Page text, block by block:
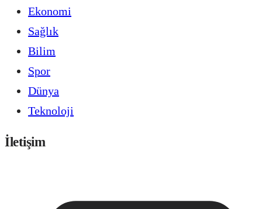
Ekonomi
Sağlık
Bilim
Spor
Dünya
Teknoloji
İletişim